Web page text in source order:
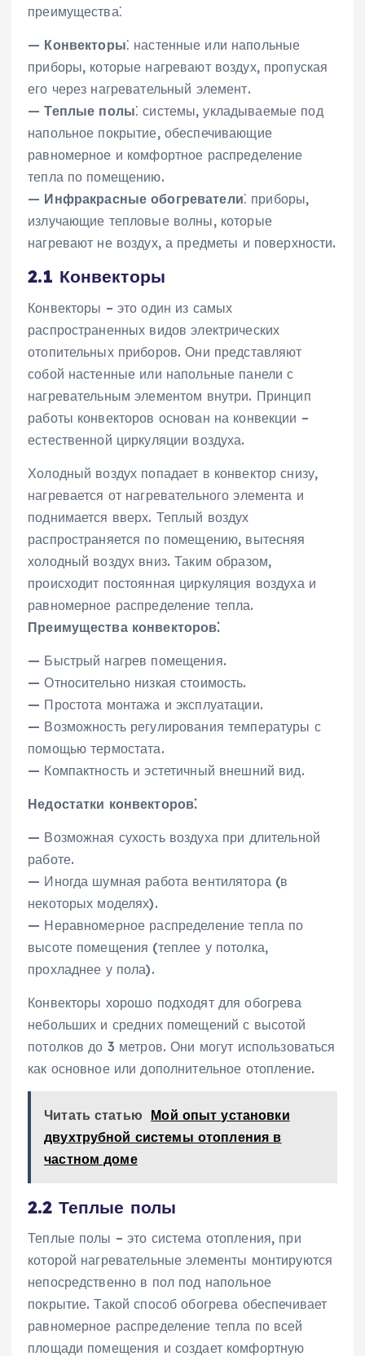
преимущества⁚
— Конвекторы⁚ настенные или напольные
приборы‚ которые нагревают воздух‚ пропуская
его через нагревательный элемент.
—Теплые полы⁚ системы‚ укладываемые под
напольное покрытие‚ обеспечивающие
равномерное и комфортное распределение
тепла по помещению.
— Инфракрасные обогреватели⁚ приборы‚
излучающие тепловые волны‚ которые
нагревают не воздух‚ а предметы и поверхности.
2.1 Конвекторы
Конвекторы – это один из самых
распространенных видов электрических
отопительных приборов. Они представляют
собой настенные или напольные панели с
нагревательным элементом внутри. Принцип
работы конвекторов основан на конвекции –
естественной циркуляции воздуха.
Холодный воздух попадает в конвектор снизу‚
нагревается от нагревательного элемента и
поднимается вверх. Теплый воздух
распространяется по помещению‚ вытесняя
холодный воздух вниз. Таким образом‚
происходит постоянная циркуляция воздуха и
равномерное распределение тепла.
Преимущества конвекторов⁚
— Быстрый нагрев помещения.
— Относительно низкая стоимость.
— Простота монтажа и эксплуатации.
— Возможность регулирования температуры с
помощью термостата.
— Компактность и эстетичный внешний вид.
Недостатки конвекторов⁚
— Возможная сухость воздуха при длительной
работе.
— Иногда шумная работа вентилятора (в
некоторых моделях).
— Неравномерное распределение тепла по
высоте помещения (теплее у потолка‚
прохладнее у пола).
Конвекторы хорошо подходят для обогрева
небольших и средних помещений с высотой
потолков до 3 метров. Они могут использоваться
как основное или дополнительное отопление.
Читать статью Мой опыт установки
двухтрубной системы отопления в
частном доме
2.2 Теплые полы
Теплые полы – это система отопления‚ при
которой нагревательные элементы монтируются
непосредственно в пол под напольное
покрытие. Такой способ обогрева обеспечивает
равномерное распределение тепла по всей
площади помещения и создает комфортную